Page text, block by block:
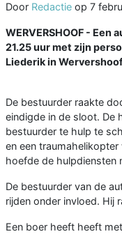
Door Redactie op 7
WERVERSHOOF -
21.25 uur met zijn
Liederik in
De bestuurder raakte
eindigde in de sloot. De
bestuurder te hulp te
en een
hoefde de hulpdiensten
De bestuurder van de
rijden onder invloed. Hij
Een boer heeft heeft